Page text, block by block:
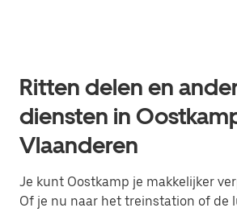
Ritten delen en
diensten in
Vlaanderen
Je kunt Oostkamp je makkelijker
Of je nu naar het treinstation of de